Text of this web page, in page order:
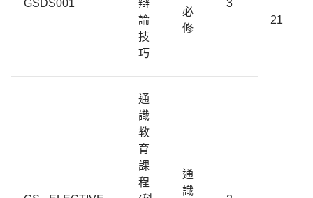
21
GSDS001
辯
論
技
巧
必
修
3
通
識
教
育
課
程
通
識